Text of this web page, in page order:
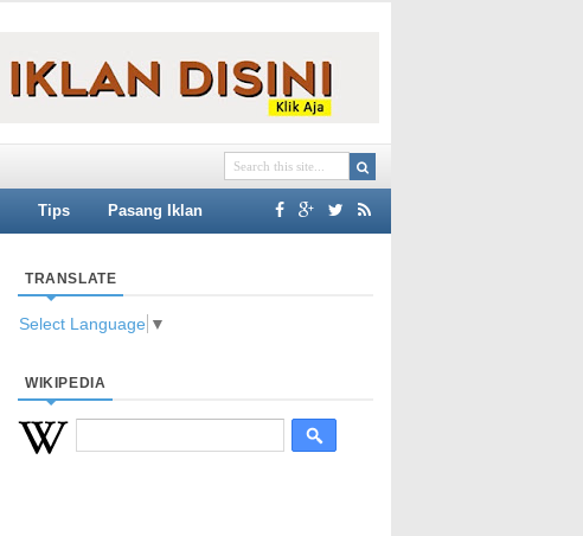
Tips Pasang Iklan
TRANSLATE
Select Language ▼
WIKIPEDIA